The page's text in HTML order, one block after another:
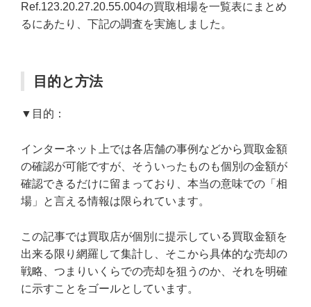
Ref.123.20.27.20.55.004の買取相場を一覧表にまとめ
るにあたり、下記の調査を実施しました。
目的と方法
▼目的：
インターネット上では各店舗の事例などから買取金額
の確認が可能ですが、そういったものも個別の金額が
確認できるだけに留まっており、本当の意味での「相
場」と言える情報は限られています。
この記事では買取店が個別に提示している買取金額を
出来る限り網羅して集計し、そこから具体的な売却の
戦略、つまりいくらでの売却を狙うのか、それを明確
に示すことをゴールとしています。